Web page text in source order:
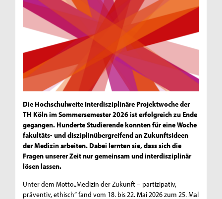
Die Hochschulweite Interdisziplinäre Projektwoche der
TH Köln im Sommersemester 2026 ist erfolgreich zu Ende
gegangen. Hunderte Studierende konnten für eine Woche
fakultäts- und disziplinübergreifend an Zukunftsideen
der Medizin arbeiten. Dabei lernten sie, dass sich die
Fragen unserer Zeit nur gemeinsam und interdisziplinär
lösen lassen.
Unter dem Motto „Medizin der Zukunft – partizipativ,
präventiv, ethisch“ fand vom 18. bis 22. Mai 2026 zum 25. Mal